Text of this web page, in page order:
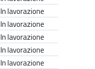
In lavorazione
In lavorazione
In lavorazione
In lavorazione
In lavorazione